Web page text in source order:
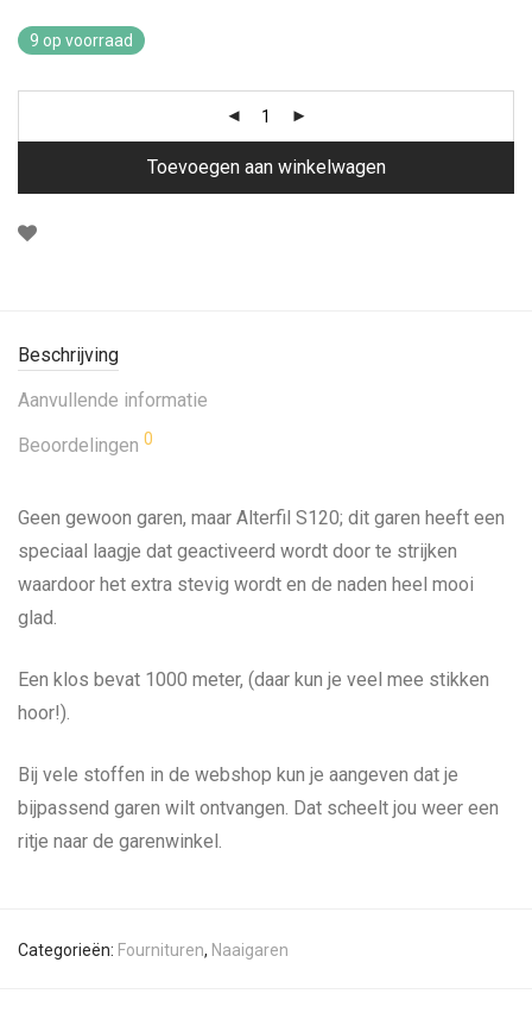
9 op voorraad
Toevoegen aan winkelwagen
Beschrijving
Aanvullende informatie
Beoordelingen 0
Geen gewoon garen, maar Alterfil S120; dit garen heeft een
speciaal laagje dat geactiveerd wordt door te strijken
waardoor het extra stevig wordt en de naden heel mooi
glad.
Een klos bevat 1000 meter, (daar kun je veel mee stikken
hoor!).
Bij vele stoffen in de webshop kun je aangeven dat je
bijpassend garen wilt ontvangen. Dat scheelt jou weer een
ritje naar de garenwinkel.
Categorieën: Fournituren, Naaigaren